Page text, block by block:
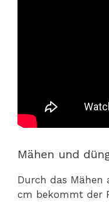
Mähen und
Durch das Mähen
cm bekommt der